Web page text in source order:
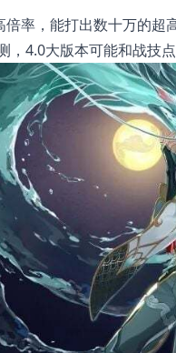
率，能打出数十万的
4.0大版本可能和战技